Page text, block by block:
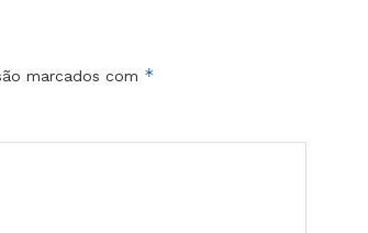
marcados com *